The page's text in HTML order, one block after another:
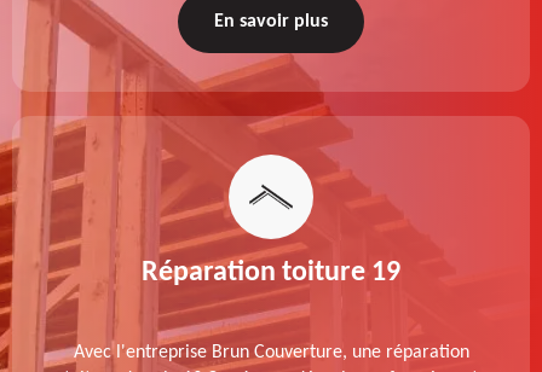
de qualité sont accessibles au meilleur prix.
En savoir plus
Réparation toiture 19
Avec l'entreprise Brun Couverture, une réparation